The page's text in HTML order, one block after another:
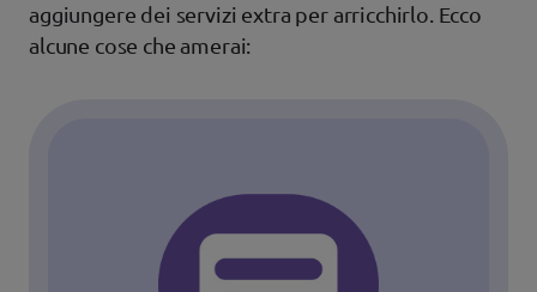
aggiungere dei servizi extra per arricchirlo. Ecco
alcune cose che amerai: